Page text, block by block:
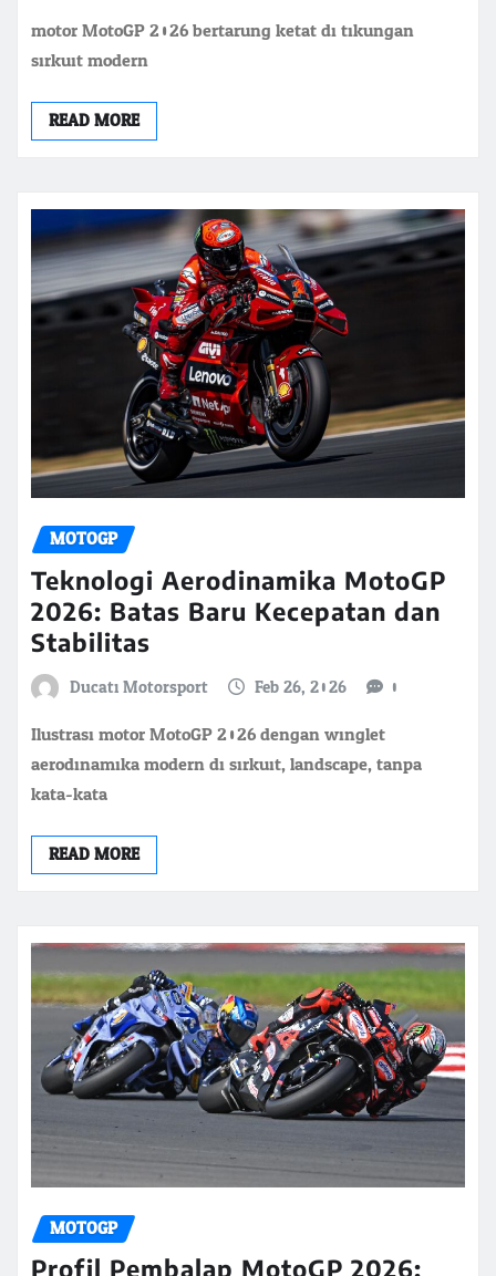
motor MotoGP 2026 bertarung ketat di tikungan
sirkuit modern
READ MORE
MOTOGP
Teknologi Aerodinamika MotoGP
2026: Batas Baru Kecepatan dan
Stabilitas
Ducati Motorsport Feb 26, 2026 0
Ilustrasi motor MotoGP 2026 dengan winglet
aerodinamika modern di sirkuit, landscape, tanpa
kata-kata
READ MORE
MOTOGP
Profil Pembalap MotoGP 2026: